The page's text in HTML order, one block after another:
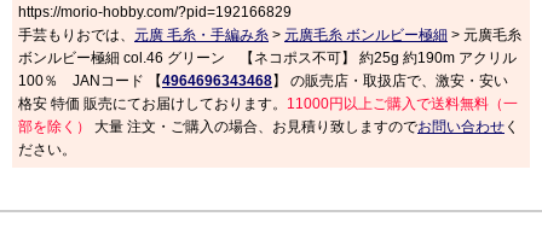
https://morio-hobby.com/?pid=192166829
手芸もりおでは、 元廣 毛糸・手編み糸 > 元廣毛糸 ボンルビー極細 > 元廣毛糸
ボンルビー極細 col.46 グリーン 【ネコポス不可】 約25g 約190m アクリル
100％ JANコード 【4964696343468】 の販売店・取扱店で、激安・安い
格安 特価 販売にてお届けしております。 11000円以上ご購入で送料無料（一
部を除く）
大量 注文・ご購入の場合、お見積り致しますのでお問い合わせ く
ださい。